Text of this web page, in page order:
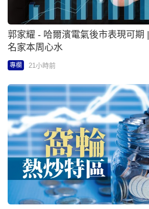
郭家耀 - 哈爾濱電氣後市表現可期
名家本周心水
專欄 21小時前